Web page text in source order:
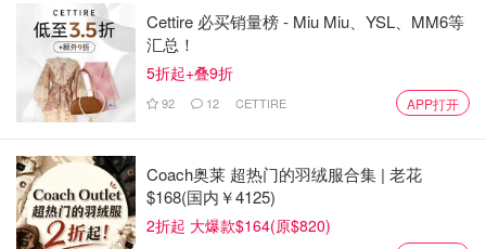
3. Spooktacular Grim Mini Golf 迷你高尔夫
日期： 2022 年 9 月 22 日至 10 月 31 日；周四至周日运营
费用：50刀一组，每组最多 5 名球员
时间：下午 3 点至晚上 10 点提供各种开球时间
地点： WinSport
Cettire 必买销量榜 - Miu Miu、YSL、MM6等
汇总！
5折起+叠9折
92 12 CETTIRE APP打开
Coach奥莱 超热门的羽绒服合集 | 老花
$168(国内￥4125)
2折起 大爆款$164(原$820)